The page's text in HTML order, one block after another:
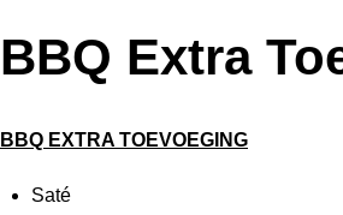
BBQ Extra
BBQ EXTRA TOEVOEGING
Saté